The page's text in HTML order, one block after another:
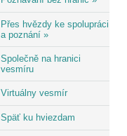
Přes hvězdy ke spolupráci
a poznání »
Společně na hranici
vesmíru
Virtuálny vesmír
Späť ku hviezdam